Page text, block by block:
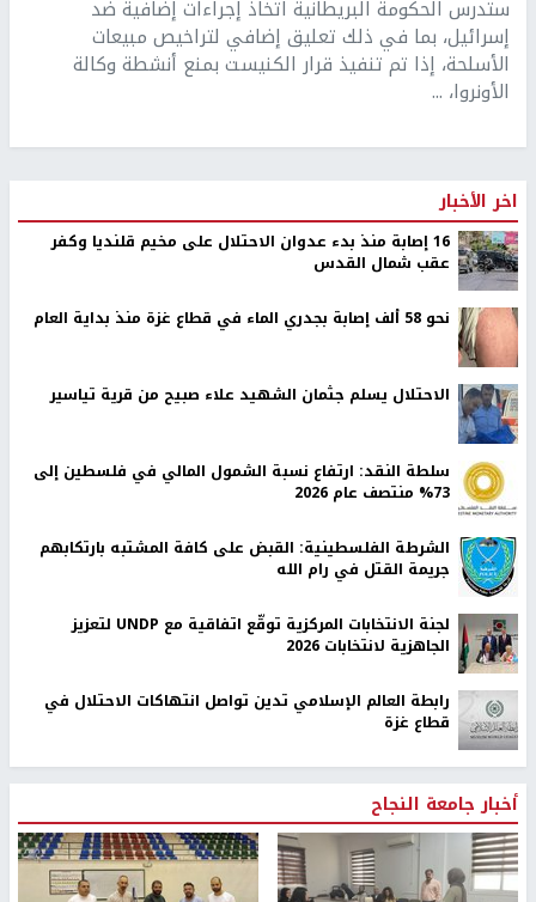
ستدرس الحكومة البريطانية اتخاذ إجراءات إضافية ضد
إسرائيل، بما في ذلك تعليق إضافي لتراخيص مبيعات
الأسلحة، إذا تم تنفيذ قرار الكنيست بمنع أنشطة وكالة
الأونروا، ...
اخر الأخبار
16 إصابة منذ بدء عدوان الاحتلال على مخيم قلنديا وكفر
عقب شمال القدس
نحو 58 ألف إصابة بجدري الماء في قطاع غزة منذ بداية العام
الاحتلال يسلم جثمان الشهيد علاء صبيح من قرية تياسير
سلطة النقد: ارتفاع نسبة الشمول المالي في فلسطين إلى
73% منتصف عام 2026
الشرطة الفلسطينية: القبض على كافة المشتبه بارتكابهم
جريمة القتل في رام الله
لجنة الانتخابات المركزية توقّع اتفاقية مع UNDP لتعزيز
الجاهزية لانتخابات 2026
رابطة العالم الإسلامي تدين تواصل انتهاكات الاحتلال في
قطاع غزة
أخبار جامعة النجاح